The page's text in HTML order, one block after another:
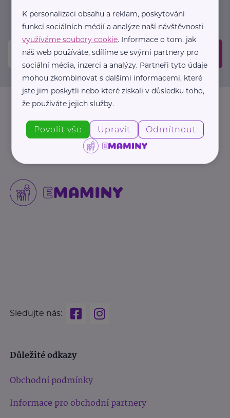
událostech. Prosíme, potvrďte odběr ve vaší e-
mailové schránce.
Odeslat
Sledujte nás:
Důležité odkazy
Obchodní podmínky
Informace pro obchodní partnery
K personalizaci obsahu a reklam, poskytování
funkcí sociálních médií a analýze naší návštěvnosti
využíváme soubory cookie. Informace o tom, jak
náš web používáte, sdílíme se svými partnery pro
sociální média, inzerci a analýzy. Partneři tyto údaje
mohou zkombinovat s dalšími informacemi, které
jste jim poskytli nebo které získali v důsledku toho,
že používáte jejich služby.
Povolit vše Upravit Odmítnout